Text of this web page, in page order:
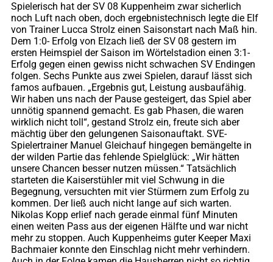
Spielerisch hat der SV 08 Kuppenheim zwar sicherlich
noch Luft nach oben, doch ergebnistechnisch legte die Elf
von Trainer Lucca Strolz einen Saisonstart nach Maß hin.
Dem 1:0- Erfolg von Elzach ließ der SV 08 gestern im
ersten Heimspiel der Saison im Wörtelstadion einen 3:1-
Erfolg gegen einen gewiss nicht schwachen SV Endingen
folgen. Sechs Punkte aus zwei Spielen, darauf lässt sich
famos aufbauen. „Ergebnis gut, Leistung ausbaufähig.
Wir haben uns nach der Pause gesteigert, das Spiel aber
unnötig spannend gemacht. Es gab Phasen, die waren
wirklich nicht toll“, gestand Strolz ein, freute sich aber
mächtig über den gelungenen Saisonauftakt. SVE-
Spielertrainer Manuel Gleichauf hingegen bemängelte in
der wilden Partie das fehlende Spielglück: „Wir hätten
unsere Chancen besser nutzen müssen.“ Tatsächlich
starteten die Kaiserstühler mit viel Schwung in die
Begegnung, versuchten mit vier Stürmern zum Erfolg zu
kommen. Der ließ auch nicht lange auf sich warten.
Nikolas Kopp erlief nach gerade einmal fünf Minuten
einen weiten Pass aus der eigenen Hälfte und war nicht
mehr zu stoppen. Auch Kuppenheims guter Keeper Maxi
Bachmaier konnte den Einschlag nicht mehr verhindern.